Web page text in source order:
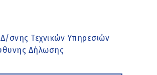
Δ/σνης Τεχνικών Υπηρεσιών
Δήλωσης